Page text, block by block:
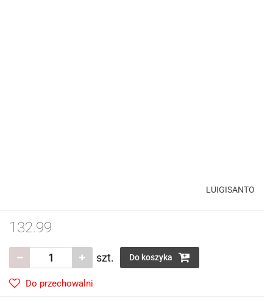
LUIGISANTO
132.99
szt. Do koszyka
Do przechowalni